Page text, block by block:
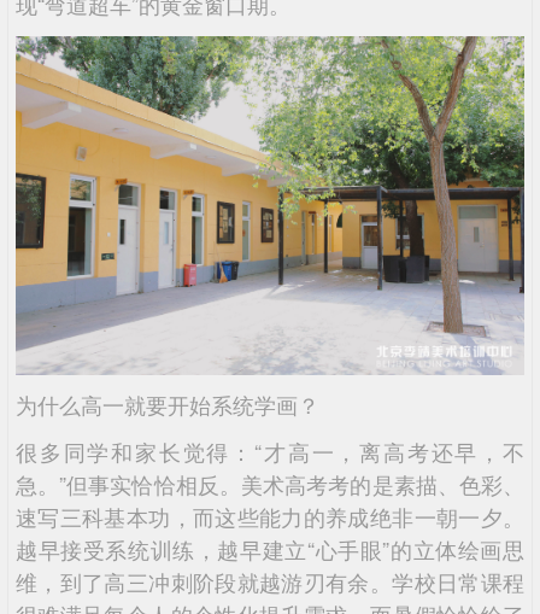
为什么高一就要开始系统学画？
很多同学和家长觉得：“才高一，离高考还早，不
急。”但事实恰恰相反。美术高考考的是素描、色彩、
速写三科基本功，而这些能力的养成绝非一朝一夕。
越早接受系统训练，越早建立“心手眼”的立体绘画思
维，到了高三冲刺阶段就越游刃有余。学校日常课程